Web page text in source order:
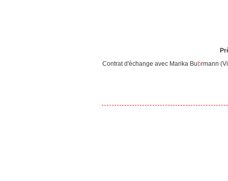
Contrat d'échange avec Marika Bubrmann